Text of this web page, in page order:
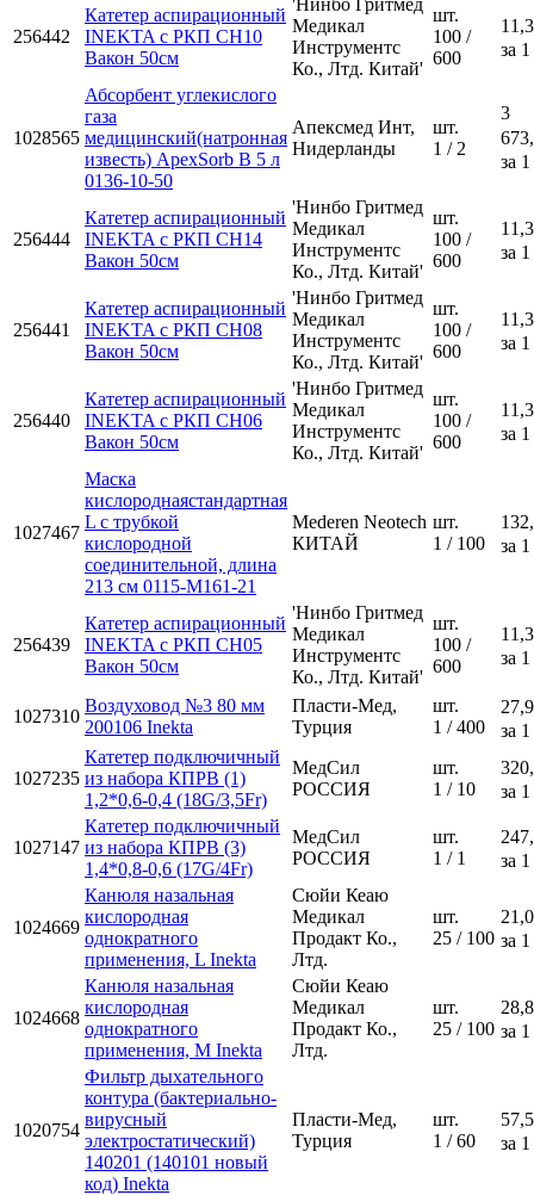
256442
Катетер аспирационный
INEKTA с РКП CH10
Вакон 50см
Медикал
Инструментс
Ко., Лтд. Китай'
шт.
100 /
600
за
1028565
Абсорбент углекислого
газа
медицинский(натронная
известь) ApexSorb B 5 л
0136-10-50
Апексмед Инт,
Нидерланды
шт.
1 / 2
3
за
256444
Катетер аспирационный
INEKTA с РКП CH14
Вакон 50см
'Нинбо Гритмед
Медикал
Инструментс
Ко., Лтд. Китай'
шт.
100 /
600
за
256441
Катетер аспирационный
INEKTA с РКП CH08
Вакон 50см
'Нинбо Гритмед
Медикал
Инструментс
Ко., Лтд. Китай'
шт.
100 /
600
за
256440
Катетер аспирационный
INEKTA с РКП CH06
Вакон 50см
'Нинбо Гритмед
Медикал
Инструментс
Ко., Лтд. Китай'
шт.
100 /
600
за
1027467
Маска
кислороднаястандартная
L с трубкой
кислородной
соединительной, длина
213 см 0115-М161-21
Mederen Neotech
КИТАЙ
шт.
1 / 100
за
256439
Катетер аспирационный
INEKTA с РКП CH05
Вакон 50см
'Нинбо Гритмед
Медикал
Инструментс
Ко., Лтд. Китай'
шт.
100 /
600
за
1027310
Воздуховод №3 80 мм
200106 Inekta
Пласти-Мед,
Турция
шт.
1 / 400
за
1027235
Катетер подключичный
из набора КПРВ (1)
1,2*0,6-0,4 (18G/3,5Fr)
МедСил
РОССИЯ
шт.
1 / 10
за
1027147
Катетер подключичный
из набора КПРВ (3)
1,4*0,8-0,6 (17G/4Fr)
МедСил
РОССИЯ
шт.
1 / 1
за
1024669
Канюля назальная
кислородная
однократного
применения, L Inekta
Сюйи Кеаю
Медикал
Продакт Ко.,
Лтд.
шт.
25 / 100 за
1024668
Канюля назальная
кислородная
однократного
применения, M Inekta
Сюйи Кеаю
Медикал
Продакт Ко.,
Лтд.
шт.
25 / 100 за
1020754
Фильтр дыхательного
контура (бактериально-
вирусный
электростатический)
140201 (140101 новый
код) Inekta
Пласти-Мед,
Турция
шт.
1 / 60
за